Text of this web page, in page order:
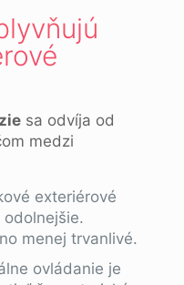
sa odvíja od
medzi
exteriérové
menej trvanlivé.
ovládanie je